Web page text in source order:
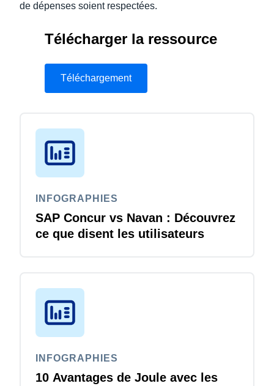
España (Español)
Norway (English)
de dépenses soient respectées.
Télécharger la ressource
Téléchargement
INFOGRAPHIES
SAP Concur vs Navan : Découvrez
ce que disent les utilisateurs
INFOGRAPHIES
10 Avantages de Joule avec les